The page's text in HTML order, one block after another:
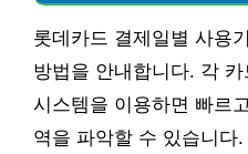
롯데카드 결제일별 사용
방법을 안내합니다. 각
시스템을 이용하면 빠르
역을 파악할 수 있습니다